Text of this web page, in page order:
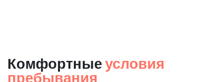
Комфортные условия
пребывания